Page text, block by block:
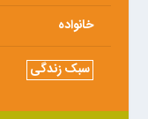
خانواده
سبک زندگی